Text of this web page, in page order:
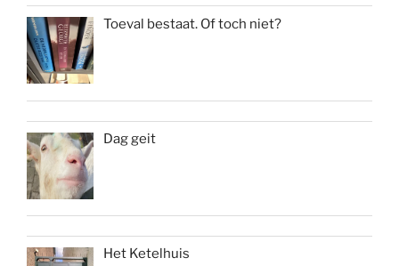
Toeval bestaat. Of toch niet?
Dag geit
Het Ketelhuis